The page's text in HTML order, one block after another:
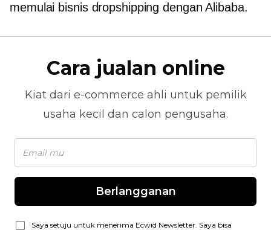
memulai bisnis dropshipping dengan Alibaba.
Cara jualan online
Kiat dari e-commerce ahli untuk pemilik
usaha kecil dan calon pengusaha.
Berlangganan
Saya setuju untuk menerima Ecwid Newsletter. Saya bisa